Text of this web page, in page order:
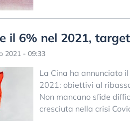
il 6% nel 2021,
2021 - 09:33
La Cina ha annunciato
2021: obiettivi al
Non mancano sfide
cresciuta nella crisi